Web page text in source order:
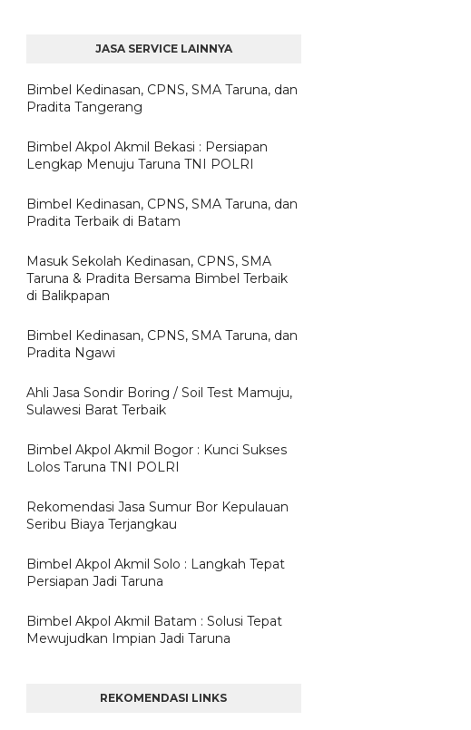
JASA SERVICE LAINNYA
Bimbel Kedinasan, CPNS, SMA Taruna, dan
Pradita Tangerang
Bimbel Akpol Akmil Bekasi : Persiapan
Lengkap Menuju Taruna TNI POLRI
Bimbel Kedinasan, CPNS, SMA Taruna, dan
Pradita Terbaik di Batam
Masuk Sekolah Kedinasan, CPNS, SMA
Taruna & Pradita Bersama Bimbel Terbaik
di Balikpapan
Bimbel Kedinasan, CPNS, SMA Taruna, dan
Pradita Ngawi
Ahli Jasa Sondir Boring / Soil Test Mamuju,
Sulawesi Barat Terbaik
Bimbel Akpol Akmil Bogor : Kunci Sukses
Lolos Taruna TNI POLRI
Rekomendasi Jasa Sumur Bor Kepulauan
Seribu Biaya Terjangkau
Bimbel Akpol Akmil Solo : Langkah Tepat
Persiapan Jadi Taruna
Bimbel Akpol Akmil Batam : Solusi Tepat
Mewujudkan Impian Jadi Taruna
REKOMENDASI LINKS